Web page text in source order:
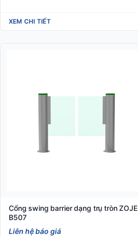
XEM CHI TIẾT
Cổng swing barrier dạng trụ tròn ZOJE
B507
Liên hệ báo giá